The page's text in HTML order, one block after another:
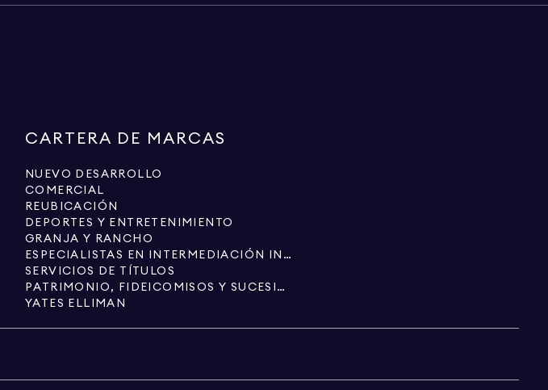
CARTERA DE MARCAS
NUEVO DESARROLLO
COMERCIAL
REUBICACIÓN
DEPORTES Y ENTRETENIMIENTO
GRANJA Y RANCHO
ESPECIALISTAS EN INTERMEDIACIÓN INMOBILIARIA
SERVICIOS DE TÍTULOS
PATRIMONIO, FIDEICOMISOS Y SUCESIONES
YATES ELLIMAN